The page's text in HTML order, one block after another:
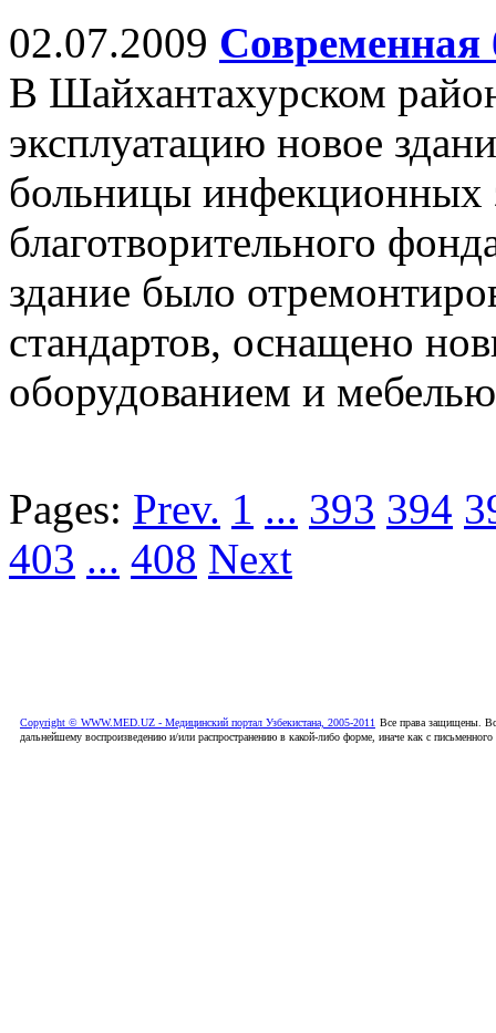
02.07.2009 Современная
В Шайхантахурском
эксплуатацию новое
больницы инфекционных
благотворительного
здание было
стандартов, оснащено
оборудованием и
Pages: Prev. 1 ... 393 394
403 ... 408 Next
Copyright © WWW.MED.UZ - Медицинский портал Узбекистана, 2005-2011 Все права защищены.
дальнейшему воспроизведению и/или распространению в какой-либо форме, иначе как с